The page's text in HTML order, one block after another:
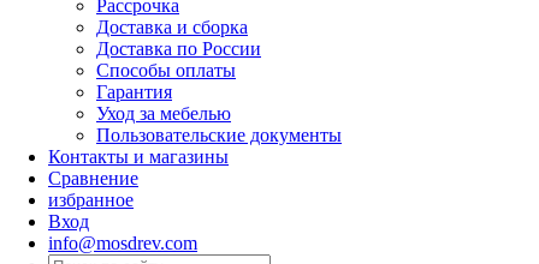
Рассрочка
Доставка и сборка
Доставка по России
Способы оплаты
Гарантия
Уход за мебелью
Пользовательские документы
Контакты и магазины
Сравнение
избранное
Вход
info@mosdrev.com